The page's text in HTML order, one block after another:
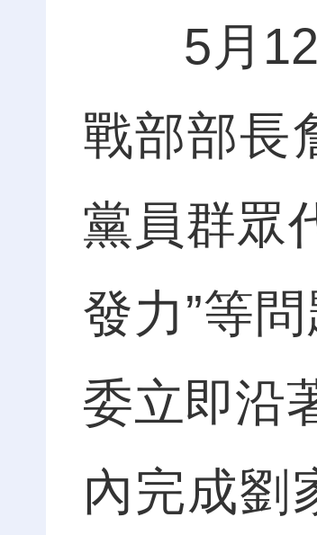
5月12
戰部部長
黨員群眾
發力”等
委立即沿
內完成劉